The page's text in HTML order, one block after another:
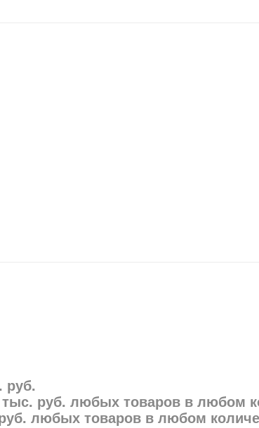
руб.
руб. любых товаров в любом
любых товаров в любом